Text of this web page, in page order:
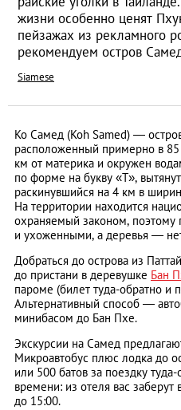
жизни особенно ценят
пейзажах из рекламного
рекомендуем остров
Siamese
Ко Самед (Koh Samed) ―
расположенный примерно в 85
км от материка и окружен
по форме на букву «Т»,
раскинувшийся на 4 км в
На территории находится
охраняемый законом, поэтому
и ухоженными, а деревья ―
Добраться до острова из
до пристани в деревушке Бан
пароме (билет туда-обратно и
Альтернативный способ ―
минибасом до Бан Пхе.
Экскурсии на Самед
Микроавтобус плюс лодка до
или 500 батов за поездку
времени: из отеля вас заберут
до 15:00.